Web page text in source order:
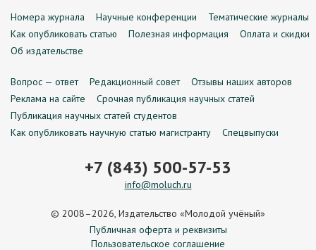
Номера журнала Научные конференции
Тематические журналы
Как опубликовать статью
Полезная информация
Оплата и скидки
Об издательстве
Вопрос — ответ Редакционный совет
Отзывы наших авторов
Реклама на сайте
Срочная публикация научных статей
Публикация научных статей студентов
Как опубликовать научную статью магистранту
Спецвыпуски
+7 (843) 500-57-53
info@moluch.ru
© 2008–2026, Издательство «Молодой учёный»
Публичная оферта и реквизиты
Пользовательское соглашение